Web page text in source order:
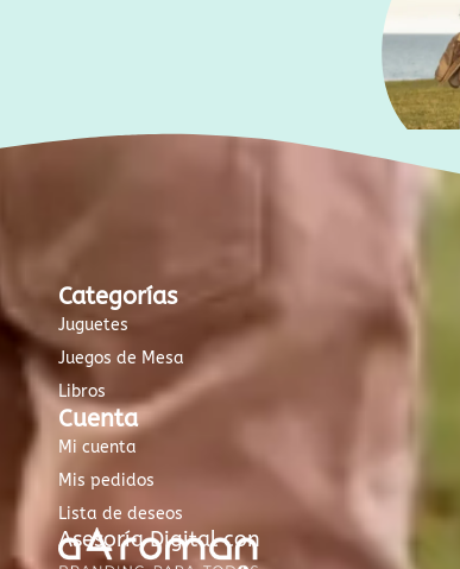
Categorías
Juguetes
Juegos de Mesa
Libros
Cuenta
Mi cuenta
Mis pedidos
Lista de deseos
Asesoría Digital con